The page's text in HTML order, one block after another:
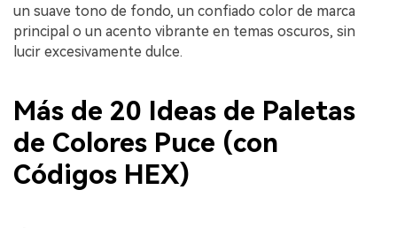
un suave tono de fondo, un confiado color de marca
principal o un acento vibrante en temas oscuros, sin
lucir excesivamente dulce.
Más de 20 Ideas de Paletas
de Colores Puce (con
Códigos HEX)